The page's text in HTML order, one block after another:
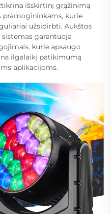
išskirtinį grąžinimą
kurie
užsidirbti. Aukštos
garantuoja
kurie apsaugo
ilgalaikį patikimumą
aplikacijoms.